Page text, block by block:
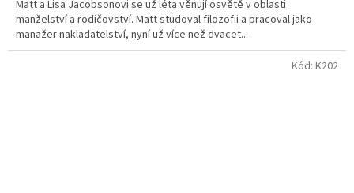
Matt a Lisa Jacobsonovi se už léta věnují osvětě v oblasti
manželství a rodičovství. Matt studoval filozofii a pracoval jako
manažer nakladatelství, nyní už více než dvacet...
Kód: K202